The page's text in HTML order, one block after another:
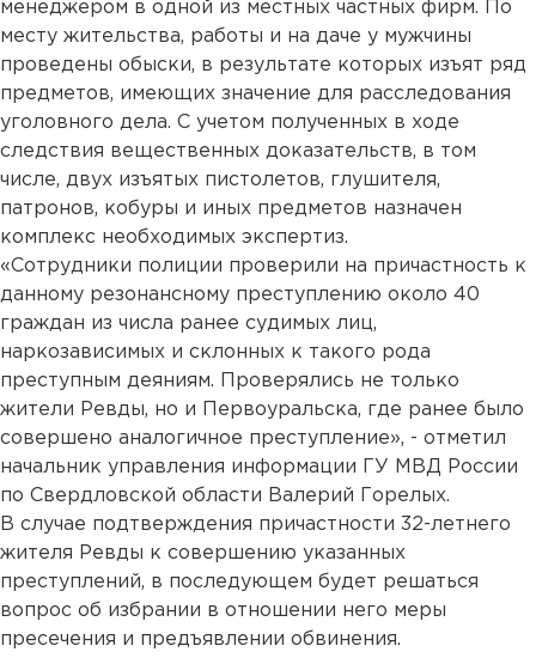
менеджером в одной из местных частных фирм. По
месту жительства, работы и на даче у мужчины
проведены обыски, в результате которых изъят ряд
предметов, имеющих значение для расследования
уголовного дела. С учетом полученных в ходе
следствия вещественных доказательств, в том
числе, двух изъятых пистолетов, глушителя,
патронов, кобуры и иных предметов назначен
комплекс необходимых экспертиз.
«Сотрудники полиции проверили на причастность к
данному резонансному преступлению около 40
граждан из числа ранее судимых лиц,
наркозависимых и склонных к такого рода
преступным деяниям. Проверялись не только
жители Ревды, но и Первоуральска, где ранее было
совершено аналогичное преступление», - отметил
начальник управления информации ГУ МВД России
по Свердловской области Валерий Горелых.
В случае подтверждения причастности 32-летнего
жителя Ревды к совершению указанных
преступлений, в последующем будет решаться
вопрос об избрании в отношении него меры
пресечения и предъявлении обвинения.